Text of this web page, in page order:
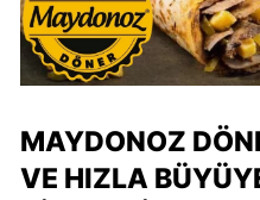
MAYDONOZ
VE HIZLA